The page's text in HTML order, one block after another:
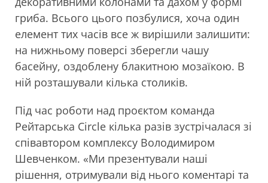
гриба. Всього цього позбулися, хоча один
елемент тих часів все ж вирішили залишити:
на нижньому поверсі зберегли чашу
басейну, оздоблену блакитною мозаїкою. В
ній розташували кілька столиків.
Під час роботи над проєктом команда
Рейтарська Circle кілька разів зустрічалася зі
співавтором комплексу Володимиром
Шевченком. «Ми презентували наші
рішення, отримували від нього коментарі та